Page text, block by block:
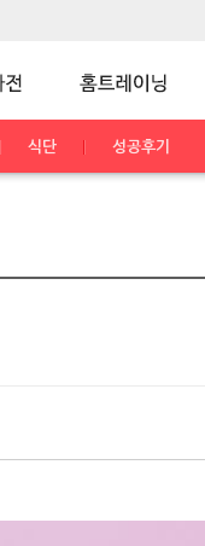
식단 성공후기